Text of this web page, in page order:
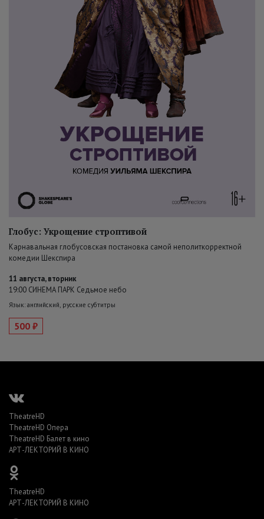
Глобус: Укрощение строптивой
Карнавальная глобусовская постановка самой неполиткорректной
комедии Шекспира
11 августа, вторник
19:00 СИНЕМА ПАРК Седьмое небо
Язык: английский, русские субтитры
500 ₽
TheatreHD
TheatreHD Опера
TheatreHD Балет в кино
АРТ-ЛЕКТОРИЙ В КИНО
TheatreHD
АРТ-ЛЕКТОРИЙ В КИНО